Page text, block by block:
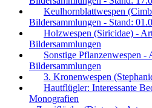
Keulhornblattwespen
Bildersammlungen - Stand:
Holzwespen (Siricidae) -
Bildersammlungen
Sonstige Pflanzenwespen -
Bildersammlungen
3. Kronenwespen
Hautflügler: Interessante
Monografien